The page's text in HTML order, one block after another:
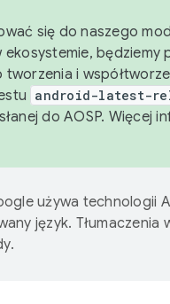
się do naszego
będziemy
i
android-latest-
do AOSP. Więcej
używa technologii
język. Tłumaczenia